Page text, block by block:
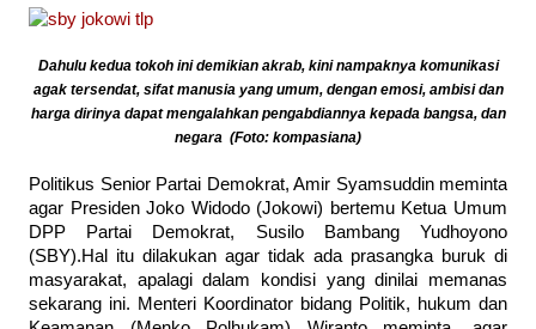
Dahulu kedua tokoh ini demikian akrab, kini nampaknya komunikasi
agak tersendat, sifat manusia yang umum, dengan emosi, ambisi dan
harga dirinya dapat mengalahkan pengabdiannya kepada bangsa, dan
negara (Foto: kompasiana)
Politikus Senior Partai Demokrat, Amir Syamsuddin ‎meminta
agar Presiden Joko Widodo (Jokowi) bertemu Ketua Umum
DPP Partai Demokrat, Susilo Bambang Yudhoyono
(SBY).Hal itu dilakukan agar tidak ada prasangka buruk di
masyarakat, apalagi dalam kondisi yang dinilai memanas
sekarang ini. Menteri Koordinator bidang Politik, hukum dan